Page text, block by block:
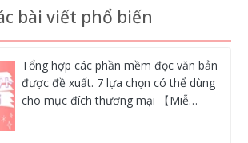
bài viết phổ biến
Tổng hợp các phần mềm đọc văn bản
được đề xuất. 7 lựa chọn có thể dùng
cho mục đích thương mại 【Miễ…